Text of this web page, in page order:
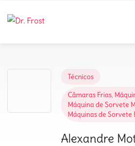
Técnicos
Câmaras Frias,
Máquina de Sorvete
Máquinas de Sorvete
Alexandre